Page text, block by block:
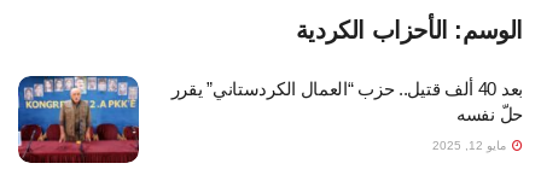
الوسم: الأحزاب الكردية
بعد 40 ألف قتيل.. حزب “العمال الكردستاني” يقرر
حلّ نفسه
مايو 12, 2025